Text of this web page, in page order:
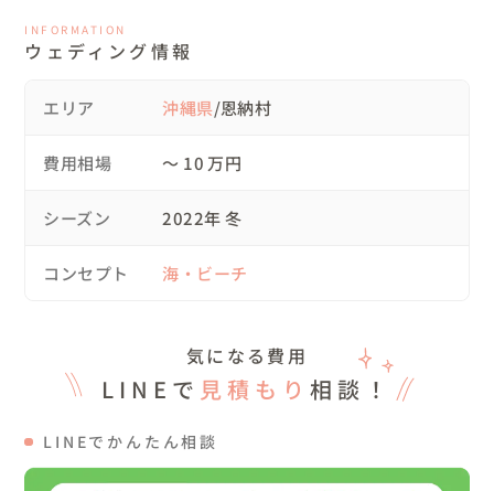
15時　　撮影（ロケーション３）
16時半　移動
19時半　撮影終了、解散
当日のドレスはご本人が準備したものを使用しています。
クルーが4名、ヘアメイクが1名が別にいました。
多くのロケーションを1日かけて撮影を行いましたので、
とても充実した1日になったとおっしゃっていただきまし
皆さんも、ぜひ結婚というイベントを一瞬ではなく一生に
残しましょう！
INFORMATION
ウェディング情報
エリア 沖縄県/恩納村
費用相場 〜 10 万円
シーズン 2022年 冬
コンセプト 海・ビーチ
気になる費用
LINEで 見積もり 相談！
LINEでかんたん相談